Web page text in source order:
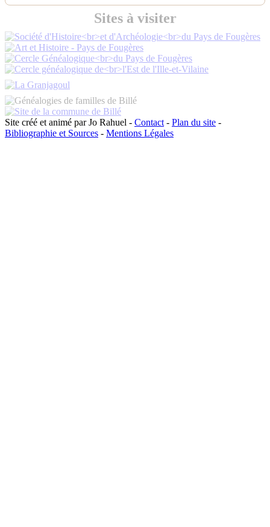
Sites à visiter
Site créé et animé par Jo Rahuel - Contact - Plan du site -
Bibliographie et Sources - Mentions Légales